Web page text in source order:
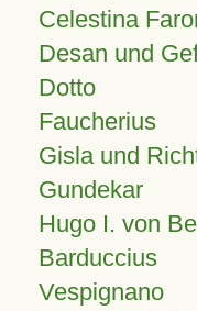
Celestina
Desan und
Dotto
Faucherius
Gisla und
Gundekar
Hugo I. von
Vespignano